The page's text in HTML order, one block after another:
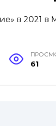
61